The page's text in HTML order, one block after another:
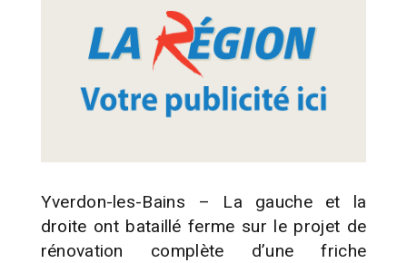
Yverdon-les-Bains – La gauche et la
droite ont bataillé ferme sur le projet de
rénovation complète d’une friche